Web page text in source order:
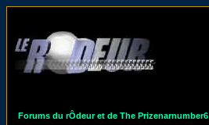
Forums du rÔdeur et de The